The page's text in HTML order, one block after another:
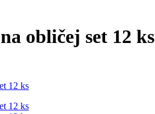
obličej set 12 ks